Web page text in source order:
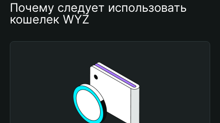
Почему следует использовать
кошелек WYZ